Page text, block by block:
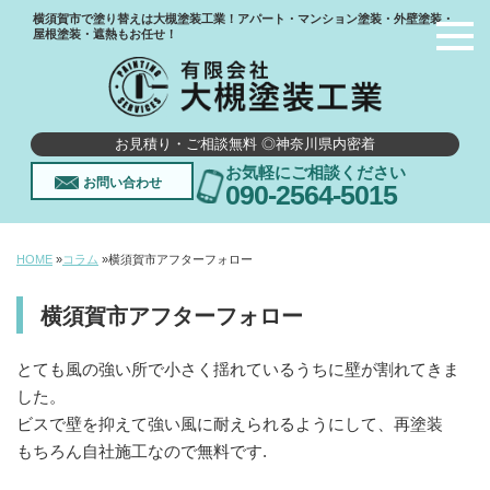
横須賀市で塗り替えは大槻塗装工業！アパート・マンション塗装・外壁塗装・
屋根塗装・遮熱もお任せ！
お見積り・ご相談無料 ◎神奈川県内密着
お問い合わせ
お気軽にご相談ください
090-2564-5015
HOME »コラム »横須賀市アフターフォロー
横須賀市アフターフォロー
とても風の強い所で小さく揺れているうちに壁が割れてきま
した。
ビスで壁を抑えて強い風に耐えられるようにして、再塗装
もちろん自社施工なので無料です.